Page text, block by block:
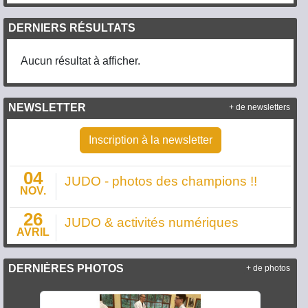
DERNIERS RÉSULTATS
Aucun résultat à afficher.
NEWSLETTER
Inscription à la newsletter
04
NOV.
JUDO - photos des champions !!
26
AVRIL
JUDO & activités numériques
+ de newsletters
DERNIÈRES PHOTOS + de photos